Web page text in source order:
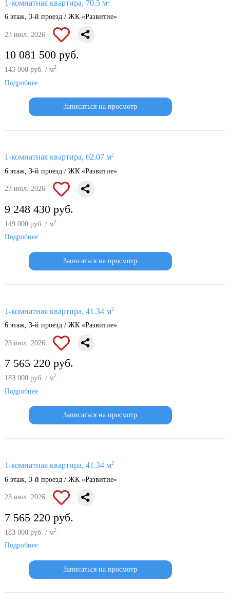
1-комнатная квартира, 70.5 м
6 этаж, 3-й проезд / ЖК «Развитие»
23 июл. 2026
10 081 500 руб.
143 000 руб. / м2
Подробнее
Записаться на просмотр
1-комнатная квартира, 62.07 м2
6 этаж, 3-й проезд / ЖК «Развитие»
23 июл. 2026
9 248 430 руб.
149 000 руб. / м2
Подробнее
Записаться на просмотр
1-комнатная квартира, 41.34 м2
6 этаж, 3-й проезд / ЖК «Развитие»
23 июл. 2026
7 565 220 руб.
183 000 руб. / м2
Подробнее
Записаться на просмотр
1-комнатная квартира, 41.34 м2
6 этаж, 3-й проезд / ЖК «Развитие»
23 июл. 2026
7 565 220 руб.
183 000 руб. / м2
Подробнее
Записаться на просмотр